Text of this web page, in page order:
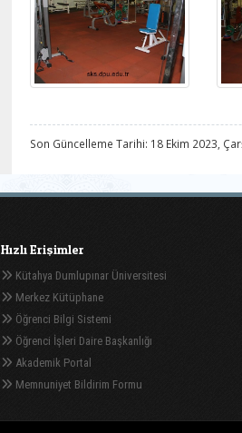
Son Güncelleme Tarihi: 18 Ekim 2023,
Hızlı Erişimler
Kütahya Dumlupınar Üniversitesi
Merkez Kütüphane
Öğrenci Bilgi Sistemi
Öğrenci İşleri Daire Başkanlığı
Akademik Portal
Memnuniyet Bildirim Formu